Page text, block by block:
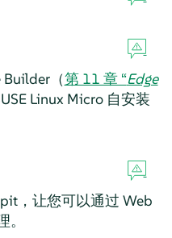
Builder（第 11 章 “Edge
Linux Micro 自安装
，让您可以通过 Web